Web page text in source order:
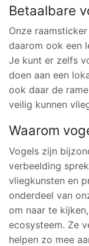
Betaalbare
Onze
daarom ook een
Je kunt er zelfs
doen aan een
ook daar de
veilig kunnen
Waarom
Vogels zijn
verbeelding
vliegkunsten en
onderdeel van
om naar te
ecosysteem. Ze
helpen zo mee